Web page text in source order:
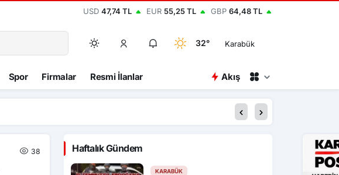
USD 47,74 TL EUR 55,25 TL GBP 64,48 TL
32° Karabük
Spor Firmalar Resmi İlanlar Akış
00:15 Kastamonu’da 1
38 Haftalık Gündem
KARABÜK